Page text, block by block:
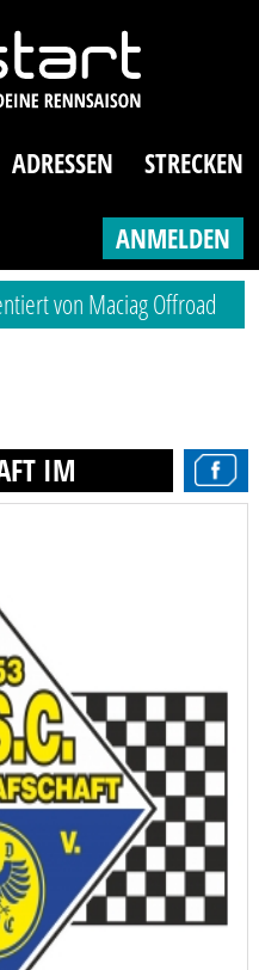
ADRESSEN STRECKEN
ANMELDEN
von Maciag Offroad
IM ADAC